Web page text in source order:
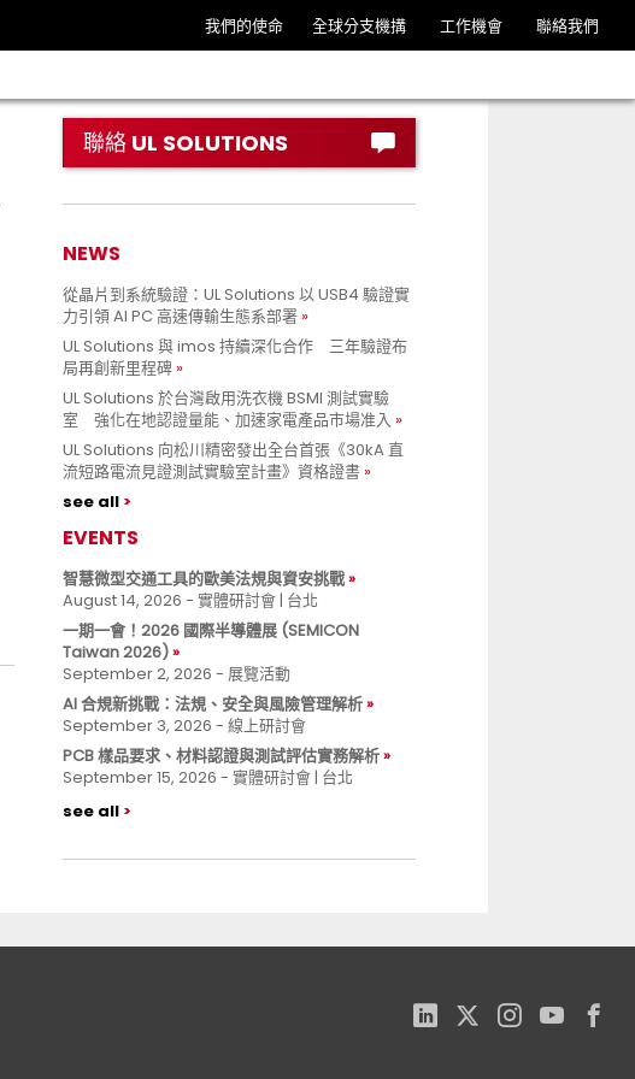
我們的使命 全球分支機搆 工作機會 聯絡我們
聯絡 UL SOLUTIONS
NEWS
從晶片到系統驗證：UL Solutions 以 USB4 驗證實
力引領 AI PC 高速傳輸生態系部署
UL Solutions 與 imos 持續深化合作 三年驗證布
局再創新里程碑
UL Solutions 於台灣啟用洗衣機 BSMI 測試實驗
室 強化在地認證量能、加速家電產品市場准入
UL Solutions 向松川精密發出全台首張《30kA 直
流短路電流見證測試實驗室計畫》資格證書
see all
EVENTS
智慧微型交通工具的歐美法規與資安挑戰
August 14, 2026 - 實體研討會 | 台北
一期一會！2026 國際半導體展 (SEMICON
Taiwan 2026)
September 2, 2026 - 展覽活動
AI 合規新挑戰：法規、安全與風險管理解析
September 3, 2026 - 線上研討會
PCB 樣品要求、材料認證與測試評估實務解析
September 15, 2026 - 實體研討會 | 台北
see all